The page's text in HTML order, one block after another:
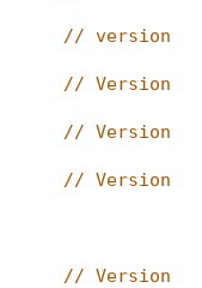
// version
// Version
// Version
// Version
// Version